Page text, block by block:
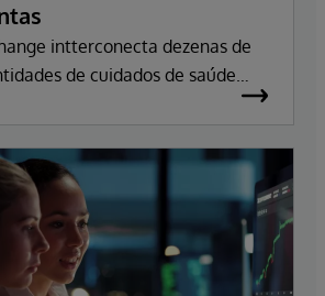
intterconecta dezenas de
de cuidados de saúde